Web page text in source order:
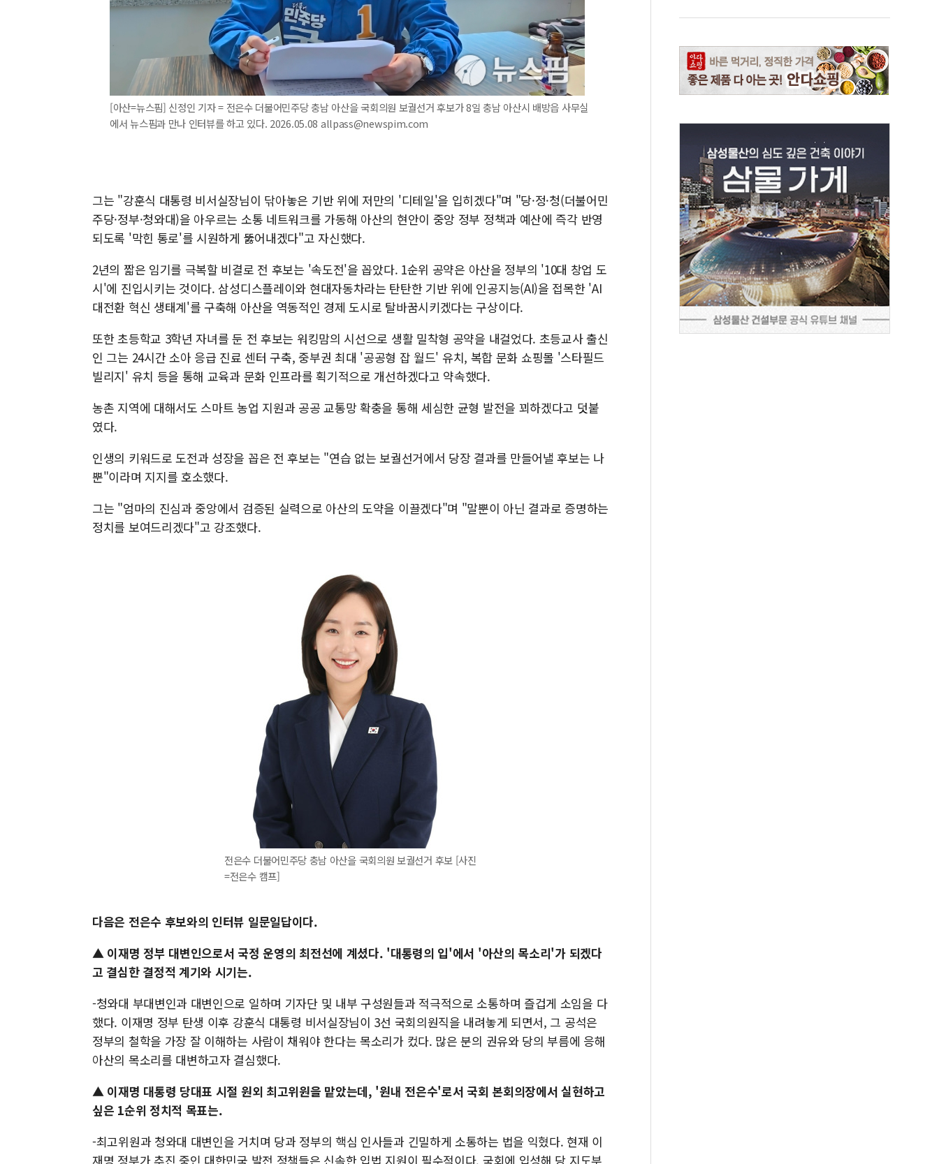
[아산=뉴스핌] 신정인 기자 = 전은수 더불어민주당 충남 아산을 국회의원 보궐선거 후보가 8일 충남 아산시 배방읍 사무실
에서 뉴스핌과 만나 인터뷰를 하고 있다. 2026.05.08 allpass@newspim.com
그는 "강훈식 대통령 비서실장님이 닦아놓은 기반 위에 저만의 '디테일'을 입히겠다"며 "당·정·청(더불어민
주당·정부·청와대)을 아우르는 소통 네트워크를 가동해 아산의 현안이 중앙 정부 정책과 예산에 즉각 반영
되도록 '막힌 통로'를 시원하게 뚫어내겠다"고 자신했다.
2년의 짧은 임기를 극복할 비결로 전 후보는 '속도전'을 꼽았다. 1순위 공약은 아산을 정부의 '10대 창업 도
시'에 진입시키는 것이다. 삼성디스플레이와 현대자동차라는 탄탄한 기반 위에 인공지능(AI)을 접목한 'AI
대전환 혁신 생태계'를 구축해 아산을 역동적인 경제 도시로 탈바꿈시키겠다는 구상이다.
또한 초등학교 3학년 자녀를 둔 전 후보는 워킹맘의 시선으로 생활 밀착형 공약을 내걸었다. 초등교사 출신
인 그는 24시간 소아 응급 진료 센터 구축, 중부권 최대 '공공형 잡 월드' 유치, 복합 문화 쇼핑몰 '스타필드
빌리지' 유치 등을 통해 교육과 문화 인프라를 획기적으로 개선하겠다고 약속했다.
농촌 지역에 대해서도 스마트 농업 지원과 공공 교통망 확충을 통해 세심한 균형 발전을 꾀하겠다고 덧붙
였다.
인생의 키워드로 도전과 성장을 꼽은 전 후보는 "연습 없는 보궐선거에서 당장 결과를 만들어낼 후보는 나
뿐"이라며 지지를 호소했다.
그는 "엄마의 진심과 중앙에서 검증된 실력으로 아산의 도약을 이끌겠다"며 "말뿐이 아닌 결과로 증명하는
정치를 보여드리겠다"고 강조했다.
전은수 더불어민주당 충남 아산을 국회의원 보궐선거 후보 [사진
=전은수 캠프]
다음은 전은수 후보와의 인터뷰 일문일답이다.
▲ 이재명 정부 대변인으로서 국정 운영의 최전선에 계셨다. '대통령의 입'에서 '아산의 목소리'가 되겠다
고 결심한 결정적 계기와 시기는.
-청와대 부대변인과 대변인으로 일하며 기자단 및 내부 구성원들과 적극적으로 소통하며 즐겁게 소임을 다
했다. 이재명 정부 탄생 이후 강훈식 대통령 비서실장님이 3선 국회의원직을 내려놓게 되면서, 그 공석은
정부의 철학을 가장 잘 이해하는 사람이 채워야 한다는 목소리가 컸다. 많은 분의 권유와 당의 부름에 응해
아산의 목소리를 대변하고자 결심했다.
▲ 이재명 대통령 당대표 시절 원외 최고위원을 맡았는데, '원내 전은수'로서 국회 본회의장에서 실현하고
싶은 1순위 정치적 목표는.
-최고위원과 청와대 대변인을 거치며 당과 정부의 핵심 인사들과 긴밀하게 소통하는 법을 익혔다. 현재 이
재명 정부가 추진 중인 대한민국 발전 정책들은 신속한 입법 지원이 필수적이다. 국회에 입성해 당 지도부